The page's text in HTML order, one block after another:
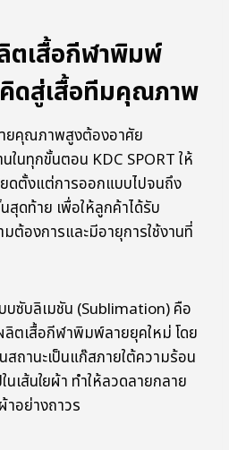
ตเสื้อกีฬาพิมพ์
ดสู่เสื้อทีมคุณภาพ
ยคุณภาพสูงต้องอาศัย
ในทุกขั้นตอน KDC SPORT ให้
ดตั้งแต่การออกแบบไปจนถึง
ดท้าย เพื่อให้ลูกค้าได้รับ
องการและมีอายุการใช้งานที่
บซับลิเมชัน (Sublimation) คือ
ตเสื้อกีฬาพิมพ์ลายยุคใหม่ โดย
ถานะเป็นแก๊สภายใต้ความร้อน
นเส้นใยผ้า ทำให้ลวดลายกลาย
าอย่างถาวร